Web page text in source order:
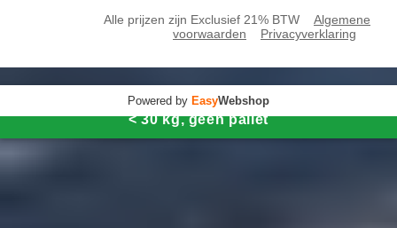
Alle prijzen zijn Exclusief 21% BTW
Algemene
voorwaarden
Privacyverklaring
Powered by EasyWebshop